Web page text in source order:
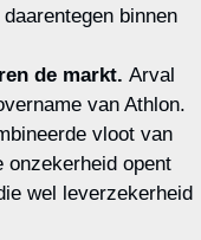
binnen
de markt. Arval
van Athlon.
vloot van
onzekerheid opent
wel leverzekerheid